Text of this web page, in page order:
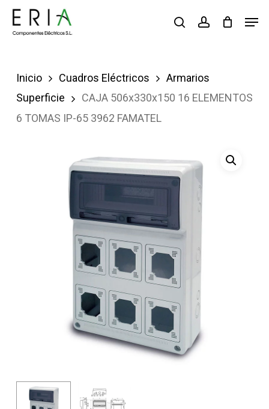
Saltar
buscaraccount
Inicio Cuadros Eléctricos
Armarios
Superficie
CAJA 506x330x150 16 ELEMENTOS
6 TOMAS IP-65 3962 FAMATEL